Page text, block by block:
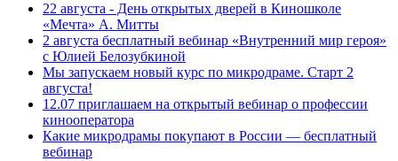
22 августа - День открытых дверей в Киношколе
«Мечта» А. Митты
2 августа бесплатный вебинар «Внутренний мир героя»
с Юлией Белозубкиной
Мы запускаем новый курс по микродраме. Старт 2
августа!
12.07 приглашаем на открытый вебинар о профессии
кинооператора
Какие микродрамы покупают в России — бесплатный
вебинар